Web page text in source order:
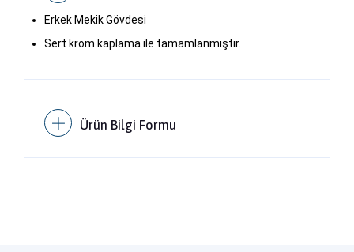
Erkek Mekik Gövdesi
​​​Sert krom kaplama ile tamamlanmıştır.
Ürün Bilgi Formu